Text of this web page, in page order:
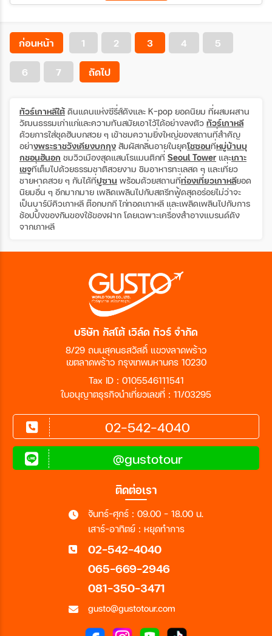
ก่อนหน้า 1 2 3 4 5
6 7 ถัดไป
ทัวร์เกาหลีใต้ ดินแดนแห่งซีรี่ส์ดังและ K-pop ยอดนิยม ที่ผสมผสาน
วัฒนธรรมเก่าแก่และความทันสมัยเอาไว้ได้อย่างลงตัว ทัวร์เกาหลี
ด้วยการใส่ชุดฮันบกสวย ๆ เข้าชมความยิ่งใหญ่ของสถานที่สำคัญ
อย่างพระราชวังเคียงบกกุง สัมผัสกลิ่นอายในยุคโชซอนที่หมู่บ้านบุ
กชอนฮันอก ชมวิวเมืองสุดแสนโรแมนติกที่ Seoul Tower และเกาะ
เชจูที่เต็มไปด้วยธรรมชาติสวยงาม ชิมอาหารทะเลสด ๆ และเที่ยว
ชายหาดสวย ๆ กันได้ที่ปูซาน พร้อมด้วยสถานที่ท่องเที่ยวเกาหลียอด
นิยมอื่น ๆ อีกมากมาย เพลิดเพลินไปกับสตรีทฟู้ดสุดอร่อยไม่ว่าจะ
เป็นบาร์บีคิวเกาหลี ต๊อกบกกี ไก่ทอดเกาหลี และเพลิดเพลินไปกับการ
ช้อปปิ้งของกินของใช้ของฝาก โดยเฉพาะเครื่องสำอางแบรนด์ดัง
จากเกาหลี
บริษัท กัสโต้ เวิล์ด ทัวร์ จำกัด
8/29 ถนนสุคนธสวัสดิ์ แขวงลาดพร้าว
เขตลาดพร้าว กรุงเทพมหานคร 10230
Tax ID : 0105546111541
ใบอนุญาตธุรกิจนำเที่ยวเลขที่ : 11/03295
02-542-4040
@gustotour
ติดต่อเรา
จันทร์-ศุกร์ : 09.00 - 18.00 น.
เสาร์-อาทิตย์ : หยุดทำการ
02-542-4040
065-669-2946
081-350-3471
gusto@gustotour.com